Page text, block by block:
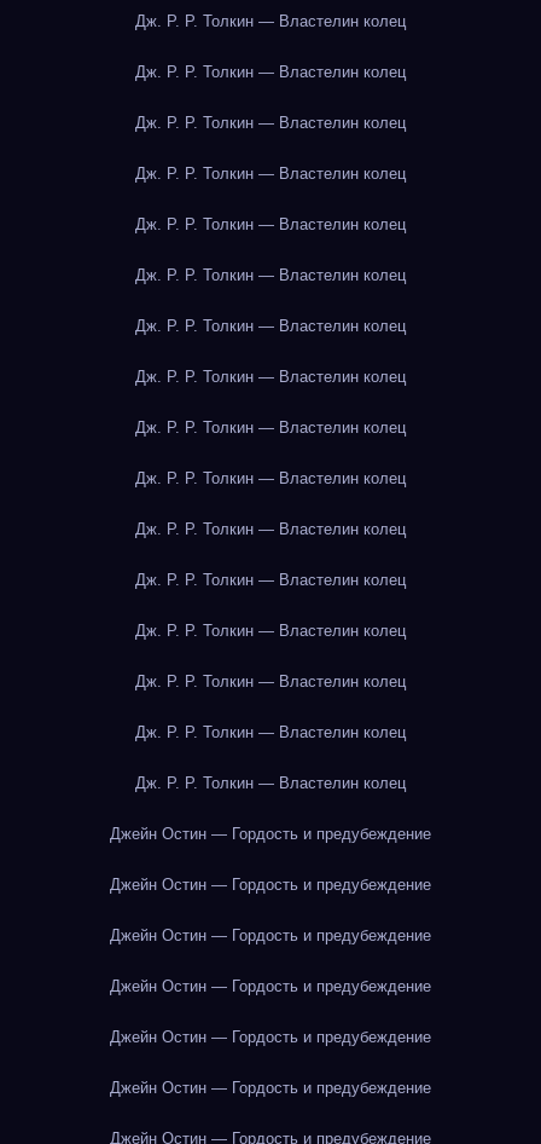
Дж. Р. Р. Толкин — Властелин колец
Дж. Р. Р. Толкин — Властелин колец
Дж. Р. Р. Толкин — Властелин колец
Дж. Р. Р. Толкин — Властелин колец
Дж. Р. Р. Толкин — Властелин колец
Дж. Р. Р. Толкин — Властелин колец
Дж. Р. Р. Толкин — Властелин колец
Дж. Р. Р. Толкин — Властелин колец
Дж. Р. Р. Толкин — Властелин колец
Дж. Р. Р. Толкин — Властелин колец
Дж. Р. Р. Толкин — Властелин колец
Дж. Р. Р. Толкин — Властелин колец
Дж. Р. Р. Толкин — Властелин колец
Дж. Р. Р. Толкин — Властелин колец
Дж. Р. Р. Толкин — Властелин колец
Дж. Р. Р. Толкин — Властелин колец
Джейн Остин — Гордость и предубеждение
Джейн Остин — Гордость и предубеждение
Джейн Остин — Гордость и предубеждение
Джейн Остин — Гордость и предубеждение
Джейн Остин — Гордость и предубеждение
Джейн Остин — Гордость и предубеждение
Джейн Остин — Гордость и предубеждение